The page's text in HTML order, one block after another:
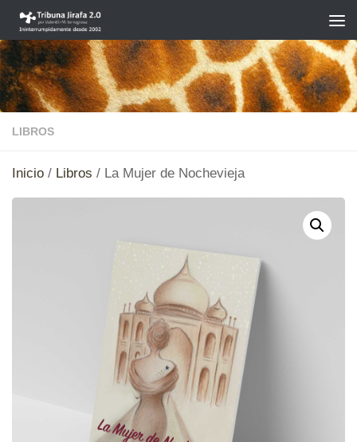
Saltar al contenido
LIBROS
Inicio / Libros / La Mujer de Nochevieja